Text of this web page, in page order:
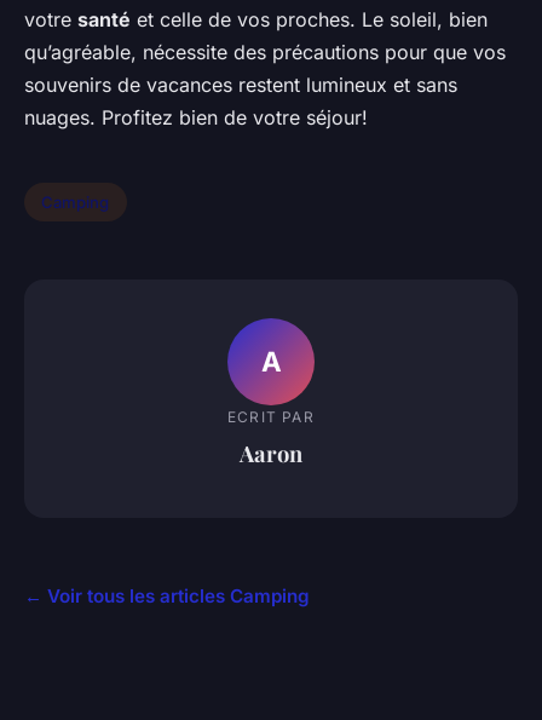
votre santé et celle de vos proches. Le soleil, bien
qu’agréable, nécessite des précautions pour que vos
souvenirs de vacances restent lumineux et sans
nuages. Profitez bien de votre séjour!
Camping
A
ECRIT PAR
Aaron
← Voir tous les articles Camping